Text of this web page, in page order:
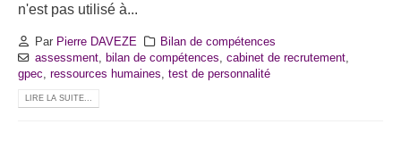
n'est pas utilisé à...
Par Pierre DAVEZE
Bilan de compétences
assessment, bilan de compétences, cabinet de recrutement,
gpec, ressources humaines, test de personnalité
LIRE LA SUITE...